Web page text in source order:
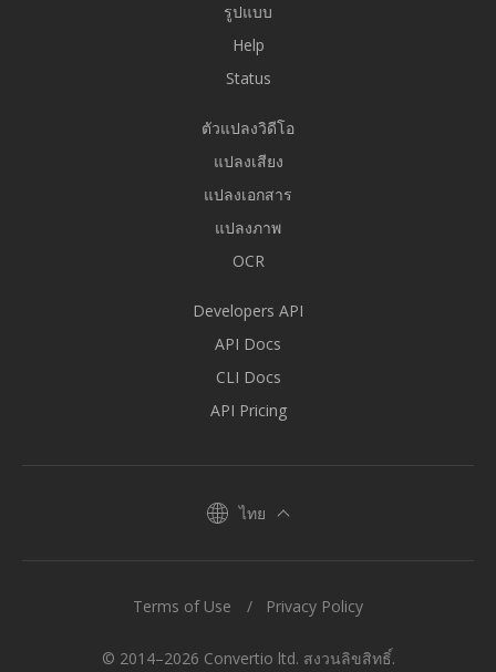
รูปแบบ
Help
Status
ตัวแปลงวิดีโอ
แปลงเสียง
แปลงเอกสาร
แปลงภาพ
OCR
Developers API
API Docs
CLI Docs
API Pricing
ไทย
© 2014–2026 Convertio ltd. สงวนลิขสิทธิ์.
Terms of Use Privacy Policy